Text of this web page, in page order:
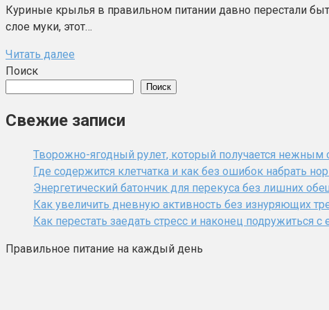
Куриные крылья в правильном питании давно перестали
слое муки, этот…
Читать далее
Поиск
Поиск
Свежие записи
Творожно-ягодный рулет, который получается нежным
Где содержится клетчатка и как без ошибок набрать
Энергетический батончик для перекуса без лишних
Как увеличить дневную активность без изнуряющих
Как перестать заедать стресс и наконец подружиться с
Правильное питание на каждый день